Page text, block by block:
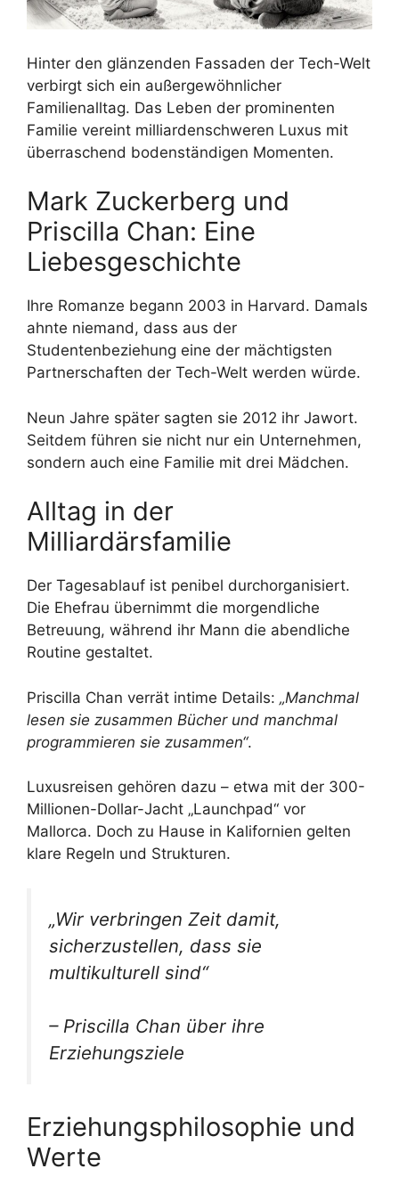
Hinter den glänzenden Fassaden der Tech-Welt
verbirgt sich ein außergewöhnlicher
Familienalltag. Das Leben der prominenten
Familie vereint milliardenschweren Luxus mit
überraschend bodenständigen Momenten.
Mark Zuckerberg und
Priscilla Chan: Eine
Liebesgeschichte
Ihre Romanze begann 2003 in Harvard. Damals
ahnte niemand, dass aus der
Studentenbeziehung eine der mächtigsten
Partnerschaften der Tech-Welt werden würde.
Neun Jahre später sagten sie 2012 ihr Jawort.
Seitdem führen sie nicht nur ein Unternehmen,
sondern auch eine Familie mit drei Mädchen.
Alltag in der
Milliardärsfamilie
Der Tagesablauf ist penibel durchorganisiert.
Die Ehefrau übernimmt die morgendliche
Betreuung, während ihr Mann die abendliche
Routine gestaltet.
Priscilla Chan verrät intime Details: „Manchmal
lesen sie zusammen Bücher und manchmal
programmieren sie zusammen“.
Luxusreisen gehören dazu – etwa mit der 300-
Millionen-Dollar-Jacht „Launchpad“ vor
Mallorca. Doch zu Hause in Kalifornien gelten
klare Regeln und Strukturen.
„Wir verbringen Zeit damit,
sicherzustellen, dass sie
multikulturell sind“
– Priscilla Chan über ihre
Erziehungsziele
Erziehungsphilosophie und
Werte